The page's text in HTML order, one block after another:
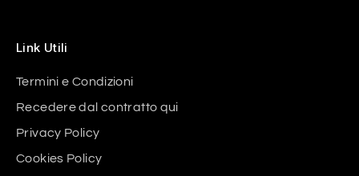
Link Utili
Termini e Condizioni
Recedere dal contratto qui
Privacy Policy
Cookies Policy